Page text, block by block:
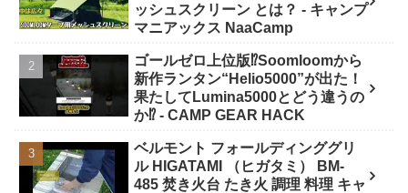
ッシュスクリーン とは？ - キャンプ
マニアックス NaaCamp
ゴールゼロ上位版⁉️Soomloomから
新作ランタン“Helio5000”が出た！
果たしてLumina5000とどう違うの
か⁉️ - CAMP GEAR HACK
ベルモント フォールディンググリ
ル HIGATAMI （ヒガタミ） BM-
485 焚き火台 たき火 調理 料理 キャ